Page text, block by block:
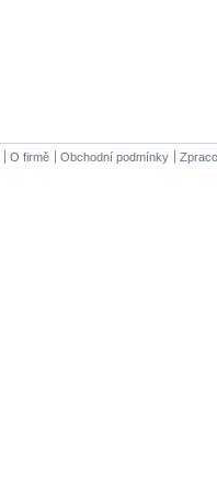
O firmě Obchodní podmínky